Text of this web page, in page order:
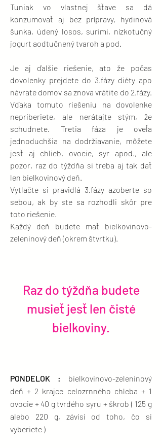
Tuniak vo vlastnej šťave sa dá
konzumovať aj bez prípravy, hydinová
šunka, údený losos, surimi, nízkotučný
jogurt aodtučnený tvaroh a pod.
Je aj ďalšie riešenie, ato že počas
dovolenky prejdete do 3.fázy diéty apo
návrate domov sa znova vrátite do 2.fázy.
Vďaka tomuto riešeniu na dovolenke
nepriberiete, ale nerátajte stým, že
schudnete. Tretia fáza je oveľa
jednoduchšia na dodržiavanie, môžete
jesť aj chlieb, ovocie, syr apod., ale
pozor, raz do týždňa si treba aj tak dať
len bielkovinový deň.
Vytlačte si pravidlá 3.fázy azoberte so
sebou, ak by ste sa rozhodli skôr pre
toto riešenie.
Každý deň budete mať bielkovinovo-
zeleninový deň (okrem štvrtku).
Raz do týždňa budete
musieť jesť len čisté
bielkoviny.
PONDELOK :
bielkovinovo-zeleninový
deň + 2 krajce celozrnného chleba + 1
ovocie + 40 g tvrdého syru + škrob ( 125 g
alebo 220 g, závisí od toho, čo si
vyberiete )